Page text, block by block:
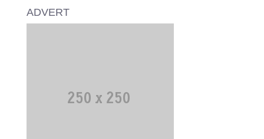
ADVERT